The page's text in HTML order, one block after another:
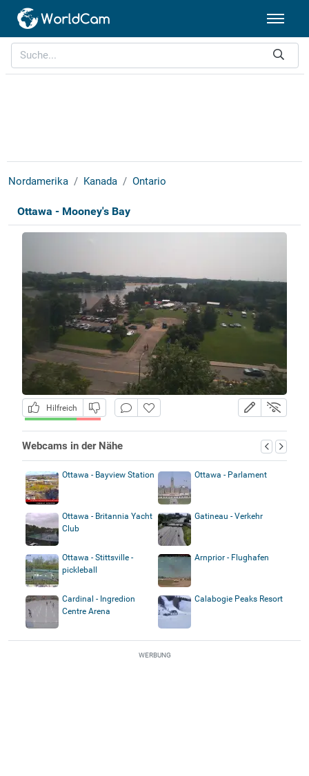
Nordamerika Kanada Ontario
Ottawa - Mooney's Bay
Hilfreich
Webcams in der Nähe
Ottawa - Bayview Station Ottawa - Parlament
Ottawa - Britannia Yacht
Club
Gatineau - Verkehr
Ottawa - Stittsville -
pickleball
Arnprior - Flughafen
Cardinal - Ingredion
Centre Arena
Calabogie Peaks Resort
WERBUNG